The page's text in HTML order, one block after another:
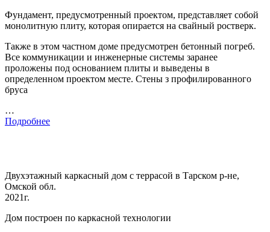
Фундамент, предусмотренный проектом, представляет собой
монолитную плиту, которая опирается на свайный ростверк.
Также в этом частном доме предусмотрен бетонный погреб.
Все коммуникации и инженерные системы заранее
проложены под основанием плиты и выведены в
определенном проектом месте. Стены з профилированного
бруса
…
Подробнее
Двухэтажный каркасный дом с террасой в Тарском р-не,
Омской обл.
2021г.
Дом построен по каркасной технологии